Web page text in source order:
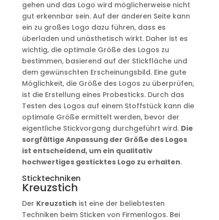
gehen und das Logo wird möglicherweise nicht
gut erkennbar sein. Auf der anderen Seite kann
ein zu großes Logo dazu führen, dass es
überladen und unästhetisch wirkt. Daher ist es
wichtig, die optimale Größe des Logos zu
bestimmen, basierend auf der Stickfläche und
dem gewünschten Erscheinungsbild. Eine gute
Möglichkeit, die Größe des Logos zu überprüfen,
ist die Erstellung eines Probesticks. Durch das
Testen des Logos auf einem Stoffstück kann die
optimale Größe ermittelt werden, bevor der
eigentliche Stickvorgang durchgeführt wird. Die
sorgfältige Anpassung der Größe des Logos
ist entscheidend, um ein qualitativ
hochwertiges gesticktes Logo zu erhalten.
Sticktechniken
Kreuzstich
Der Kreuzstich ist eine der beliebtesten
Techniken beim Sticken von Firmenlogos. Bei